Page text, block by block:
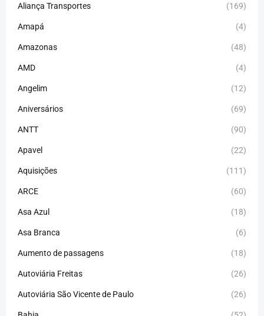
Aliança Transportes (169)
Amapá (4)
Amazonas (48)
AMD (4)
Angelim (12)
Aniversários (69)
ANTT (90)
Apavel (22)
Aquisições (111)
ARCE (60)
Asa Azul (18)
Asa Branca (6)
Aumento de passagens (18)
Autoviária Freitas (26)
Autoviária São Vicente de Paulo (26)